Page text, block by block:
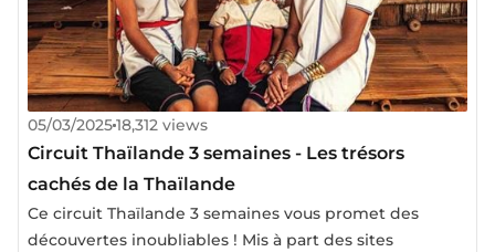
05/03/202518,312 views
Circuit Thaïlande 3 semaines - Les trésors
cachés de la Thaïlande
Ce circuit Thaïlande 3 semaines vous promet des
découvertes inoubliables ! Mis à part des sites